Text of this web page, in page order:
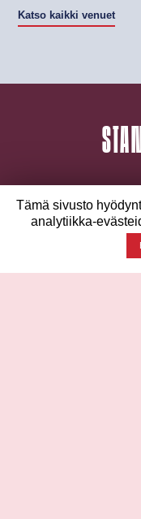
Katso kaikki venuet
Tämä sivusto
analytiikka-